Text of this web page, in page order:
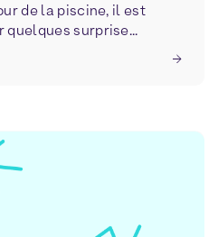
de la piscine, il est
quelques surprise...